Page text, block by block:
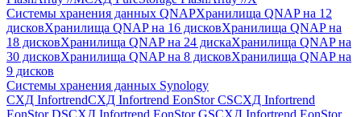
Системы хранения данных QNAPХранилища QNAP на 12
дисковХранилища QNAP на 16 дисковХранилища QNAP на
18 дисковХранилища QNAP на 24 дискаХранилища QNAP на
30 дисковХранилища QNAP на 8 дисковХранилища QNAP на
9 дисков
Системы хранения данных Synology
СХД InfortrendСХД Infortrend EonStor CSСХД Infortrend
EonStor DSСХД Infortrend EonStor GSСХД Infortrend EonStor